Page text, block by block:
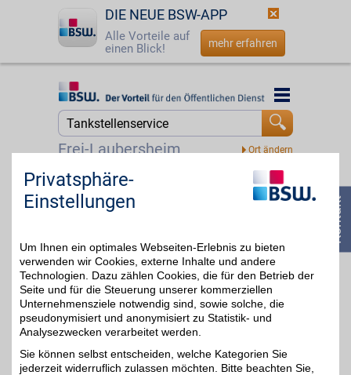
DIE NEUE BSW-APP
Alle Vorteile auf
einen Blick!
mehr erfahren
Startseite
☎ 0800 - 279 25 82
Frei-Laubersheim
Startseite
GO Universal Gutschein
0,4%
GO Gutschein
Zum Partnerprofil
Privatsphäre-
Einstellungen
Um Ihnen ein optimales Webseiten-Erlebnis zu bieten
verwenden wir Cookies, externe Inhalte und andere
Technologien. Dazu zählen Cookies, die für den Betrieb der
Seite und für die Steuerung unserer kommerziellen
Unternehmensziele notwendig sind, sowie solche, die
pseudonymisiert und anonymisiert zu Statistik- und
Analysezwecken verarbeitet werden.
Sie können selbst entscheiden, welche Kategorien Sie
jederzeit widerruflich zulassen möchten. Bitte beachten Sie,